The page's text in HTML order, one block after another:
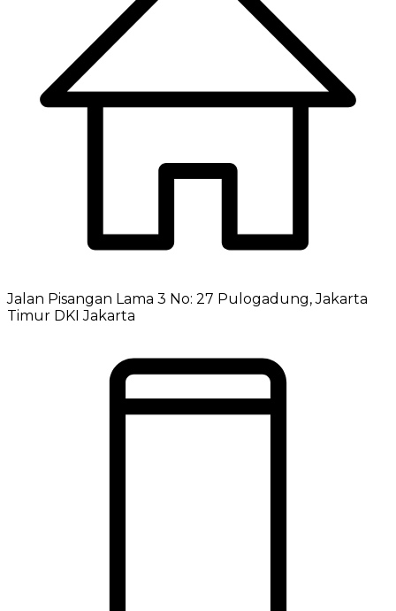
Jalan Pisangan Lama 3 No: 27 Pulogadung, Jakarta
Timur DKI Jakarta